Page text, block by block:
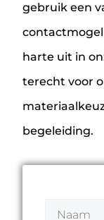
gebruik een
harte uit in
terecht voor
begeleiding.